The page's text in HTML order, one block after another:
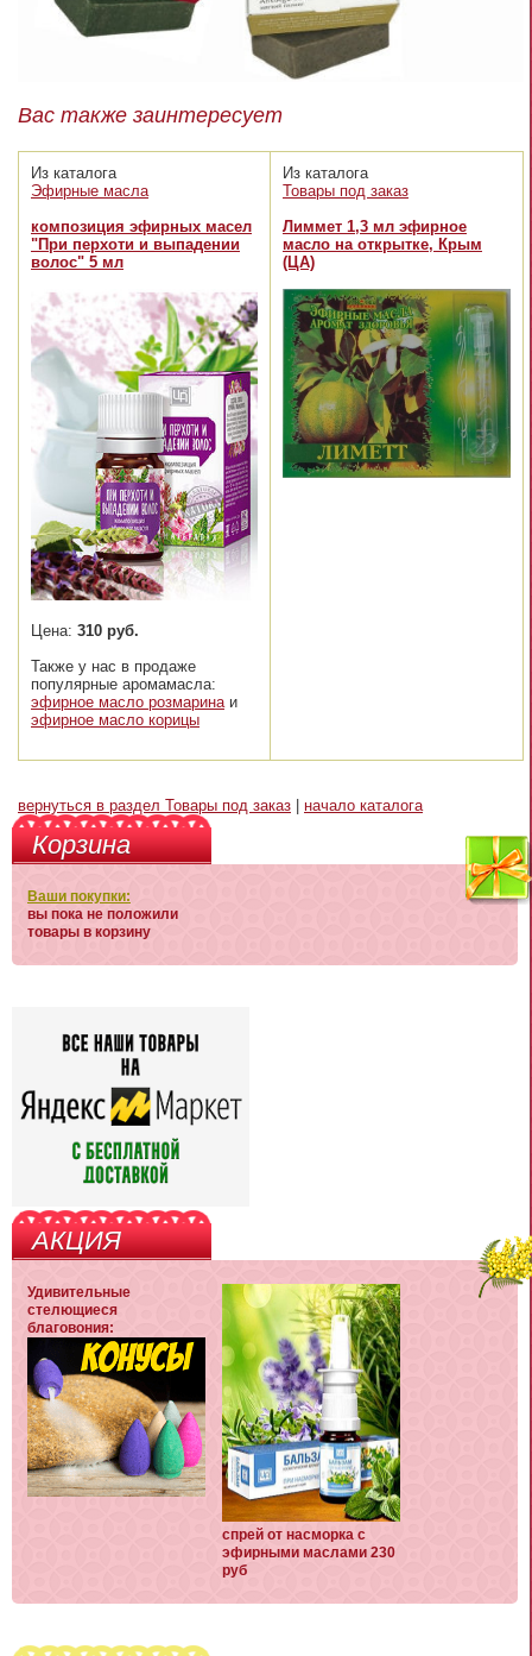
Вас также заинтересует
Из каталога
Эфирные масла
композиция эфирных масел
"При перхоти и выпадении
волос" 5 мл
Цена: 310 руб.
Также у нас в продаже
популярные аромамасла:
эфирное масло розмаринаи
эфирное масло корицы
Из каталога
Товары под заказ
Лиммет 1,3 мл эфирное
масло на открытке, Крым
(ЦА)
вернуться в раздел Товары под заказ | начало каталога
Корзина
Ваши покупки:
вы пока не положили
товары в корзину
АКЦИЯ
Удивительные
стелющиеся
благовония:
спрей от насморка с
эфирными маслами 230
руб